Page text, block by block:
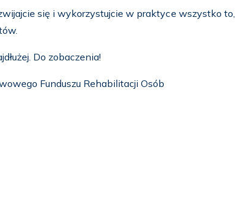
się i wykorzystujcie w praktyce wszystko to,
Do zobaczenia!
Funduszu Rehabilitacji Osób